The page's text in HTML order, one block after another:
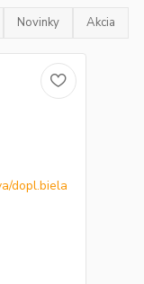
Novinky Akcia